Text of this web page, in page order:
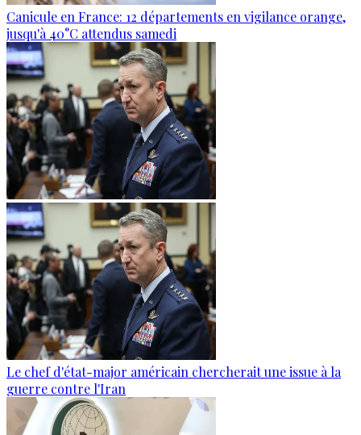
Canicule en France: 12 départements en vigilance orange,
jusqu'à 40°C attendus samedi
Le chef d'état-major américain chercherait une issue à la
guerre contre l'Iran